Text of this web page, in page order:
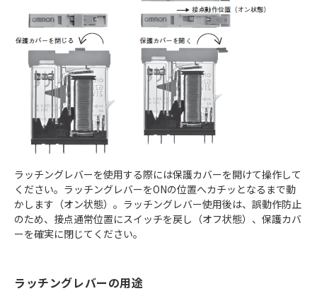
ラッチングレバーを使用する際には保護カバーを開けて操作して
ください。ラッチングレバーをONの位置へカチッとなるまで動
かします（オン状態）。ラッチングレバー使用後は、誤動作防止
のため、接点通常位置にスイッチを戻し（オフ状態）、保護カバ
ーを確実に閉じてください。
ラッチングレバーの用途